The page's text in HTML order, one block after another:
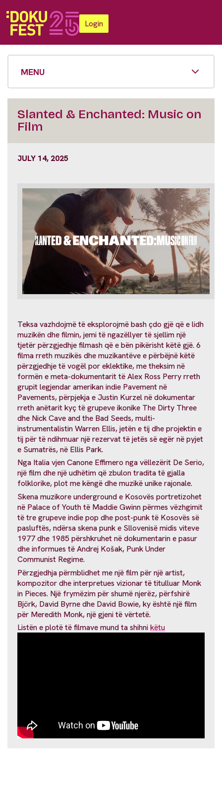
Login
MENU
Slanted & Enchanted: Music on
Film
JULY 14, 2025
Teksa vazhdojmë të eksplorojmë bash çdo gjë që e lidh
muzikën dhe filmin, jemi të ngazëllyer të sjellim një
tjetër përzgjedhje filmash që e bën pikërisht këtë gjë. 6
filma rreth muzikës dhe muzikantëve e përbëjnë këtë
përzgjedhje të vogël por eklektike, me theksim në
formën e meta-dokumentarit të Alex Ross Perry rreth
grupit legjendar amerikan indie Pavement në
Pavements, përpjekja e Justin Kurzel në dokumentar
rreth anëtarit kyç të grupeve ikonike The Dirty Three
dhe Nick Cave and the Bad Seeds, multi-
instrumentalistin Warren Ellis, jetën e tij dhe projektin e
tij për të ndihmuar një rezervat të jetës së egër në pyjet
e Sumatrës, në Ellis Park.
Nga Italia vjen Canone Effimero nga vëllezërit De Serio,
një film dhe një udhëtim që zbulon tradita të gjalla
folklorike, plot me këngë dhe muzikë unike rajonale.
Skena muzikore underground e Kosovës portretizohet
në Palace of Youth të Maddie Gwinn përmes vëzhgimit
të tre grupeve indie pop dhe post-punk të Kosovës së
pasluftës, ndërsa skena punk e Sllovenisë midis viteve
1977 dhe 1985 përshkruhet në dokumentarin e pasur
dhe informues të Andrej Košak, Punk Under
Communist Regime.
Përzgjedhja përmblidhet me një film për një artist,
kompozitor dhe interpretues vizionar të titulluar Monk
in Pieces. Një frymëzim për shumë njerëz, përfshirë
Björk, David Byrne dhe David Bowie, ky është një film
për Meredith Monk, një gjeni të vërtetë.
Listën e plotë të filmave mund ta shihnikëtu